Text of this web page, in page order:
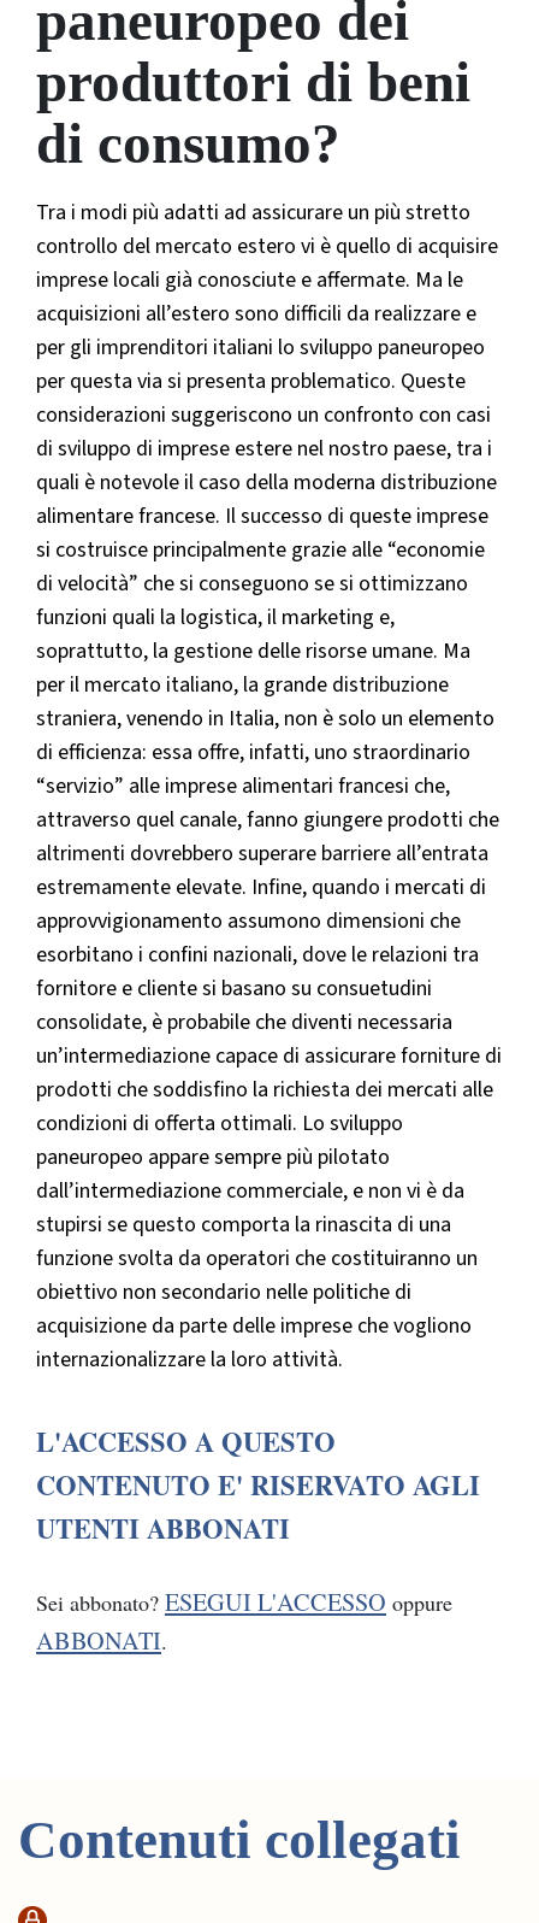
paneuropeo dei
produttori di beni
di consumo?
Tra i modi più adatti ad assicurare un più stretto
controllo del mercato estero vi è quello di acquisire
imprese locali già conosciute e affermate. Ma le
acquisizioni all’estero sono difficili da realizzare e
per gli imprenditori italiani lo sviluppo paneuropeo
per questa via si presenta problematico. Queste
considerazioni suggeriscono un confronto con casi
di sviluppo di imprese estere nel nostro paese, tra i
quali è notevole il caso della moderna distribuzione
alimentare francese. Il successo di queste imprese
si costruisce principalmente grazie alle “economie
di velocità” che si conseguono se si ottimizzano
funzioni quali la logistica, il marketing e,
soprattutto, la gestione delle risorse umane. Ma
per il mercato italiano, la grande distribuzione
straniera, venendo in Italia, non è solo un elemento
di efficienza: essa offre, infatti, uno straordinario
“servizio” alle imprese alimentari francesi che,
attraverso quel canale, fanno giungere prodotti che
altrimenti dovrebbero superare barriere all’entrata
estremamente elevate. Infine, quando i mercati di
approvvigionamento assumono dimensioni che
esorbitano i confini nazionali, dove le relazioni tra
fornitore e cliente si basano su consuetudini
consolidate, è probabile che diventi necessaria
un’intermediazione capace di assicurare forniture di
prodotti che soddisfino la richiesta dei mercati alle
condizioni di offerta ottimali. Lo sviluppo
paneuropeo appare sempre più pilotato
dall’intermediazione commerciale, e non vi è da
stupirsi se questo comporta la rinascita di una
funzione svolta da operatori che costituiranno un
obiettivo non secondario nelle politiche di
acquisizione da parte delle imprese che vogliono
internazionalizzare la loro attività.
L'ACCESSO A QUESTO
CONTENUTO E' RISERVATO AGLI
UTENTI ABBONATI
Sei abbonato? ESEGUI L'ACCESSO oppure
ABBONATI.
Contenuti collegati